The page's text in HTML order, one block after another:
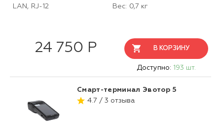
LAN, RJ-12
Вес: 0,7 кг
24 750 Р В КОРЗИНУ
Доступно: 193 шт.
Смарт-терминал Эвотор 5
4.7 / 3 отзыва